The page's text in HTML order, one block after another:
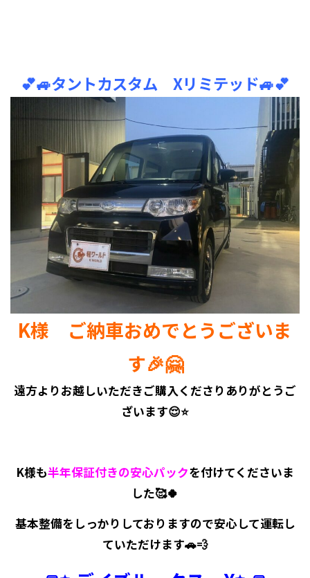
💕🚙タントカスタム Xリミテッド🚙💕
K様 ご納車おめでとうございま
す🎉🤗
遠方よりお越しいただきご購入くださりありがとうご
ざいます😌⭐
K様も半年保証付きの安心パックを付けてくださいま
した🥰🍀
基本整備をしっかりしておりますので安心して運転し
ていただけます🚗💨